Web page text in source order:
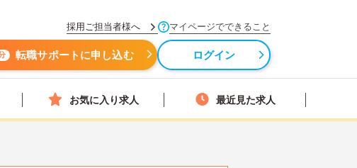
採用ご担当者様へ マイページでできること
転職サポートに申し込む ログイン
お気に入り求人 最近見た求人